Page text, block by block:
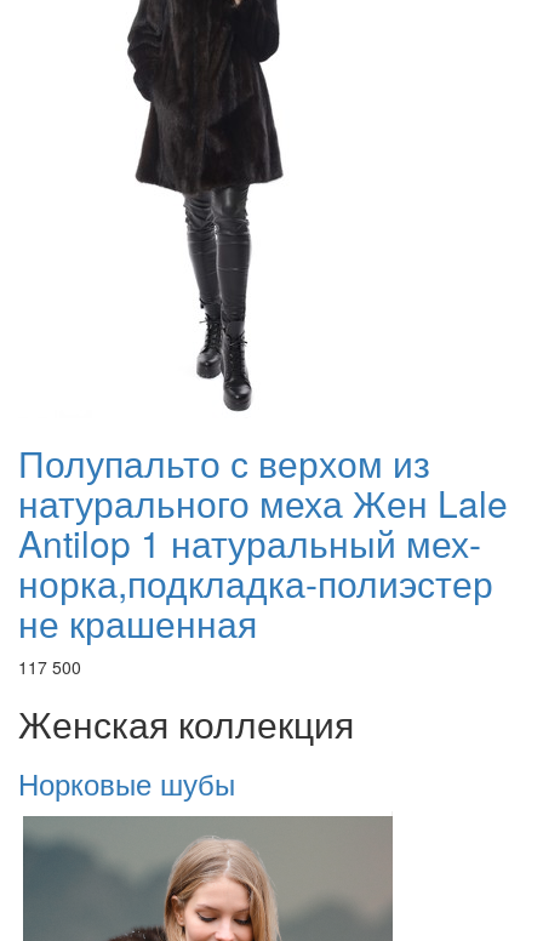
Полупальто с верхом из
натурального меха Жен Lale
Antilop 1 натуральный мех-
норка,подкладка-полиэстер
не крашенная
117 500
Женская коллекция
Норковые шубы